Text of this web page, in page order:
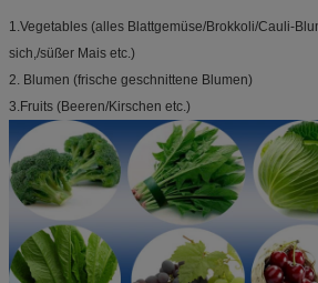
1.Vegetables (alles Blattgemüse/Brokkoli/Cauli-
sich,/süßer Mais etc.)
2. Blumen (frische geschnittene Blumen)
3.Fruits (Beeren/Kirschen etc.)